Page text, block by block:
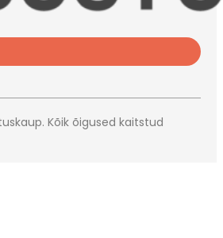
Kõik õigused kaitstud